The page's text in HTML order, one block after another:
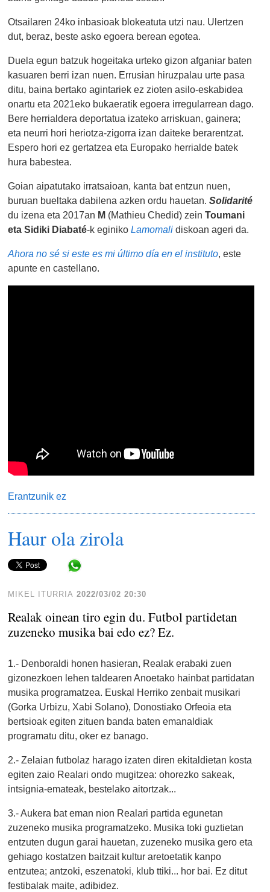
Otsailaren 24ko inbasioak blokeatuta utzi nau. Ulertzen
dut, beraz, beste asko egoera berean egotea.
Duela egun batzuk hogeitaka urteko gizon afganiar baten
kasuaren berri izan nuen. Errusian hiruzpalau urte pasa
ditu, baina bertako agintariek ez zioten asilo-eskabidea
onartu eta 2021eko bukaeratik egoera irregularrean dago.
Bere herrialdera deportatua izateko arriskuan, gainera;
eta neurri hori heriotza-zigorra izan daiteke berarentzat.
Espero hori ez gertatzea eta Europako herrialde batek
hura babestea.
Goian aipatutako irratsaioan, kanta bat entzun nuen,
buruan bueltaka dabilena azken ordu hauetan.Solidarité
du izena eta 2017an M (Mathieu Chedid) zeinToumani
eta Sidiki Diabaté-k eginikoLamomali diskoan ageri da.
Ahora no sé si este es mi último día en el instituto, este
apunte en castellano.
Erantzunik ez
Haur ola zirola
MIKEL ITURRIA 2022/03/02 20:30
Realak oinean tiro egin du. Futbol partidetan
zuzeneko musika bai edo ez? Ez.
1.- Denboraldi honen hasieran, Realak erabaki zuen
gizonezkoen lehen taldearen Anoetako hainbat partidatan
musika programatzea. Euskal Herriko zenbait musikari
(Gorka Urbizu, Xabi Solano), Donostiako Orfeoia eta
bertsioak egiten zituen banda baten emanaldiak
programatu ditu, oker ez banago.
2.- Zelaian futbolaz harago izaten diren ekitaldietan kosta
egiten zaio Realari ondo mugitzea: ohorezko sakeak,
intsignia-emateak, bestelako aitortzak...
3.- Aukera bat eman nion Realari partida egunetan
zuzeneko musika programatzeko. Musika toki guztietan
entzuten dugun garai hauetan, zuzeneko musika gero eta
gehiago kostatzen baitzait kultur aretoetatik kanpo
entzutea; antzoki, eszenatoki, klub ttiki... hor bai. Ez ditut
festibalak maite, adibidez.